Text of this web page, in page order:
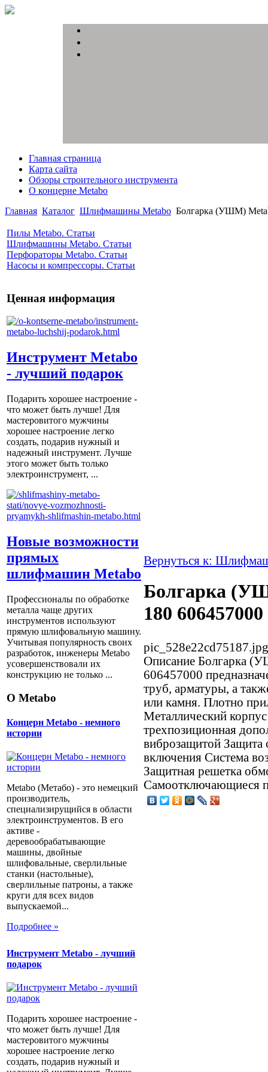
Главная страница
Карта сайта
Обзоры строительного инструмента
О концерне Metabo
Главная Каталог Шлифмашины Metabo Болгарка (УШМ)
Пилы Metabo. Статьи
Шлифмашины Metabo. Статьи
Перфораторы Metabo. Статьи
Насосы и компрессоры. Статьи
Ценная информация
Инструмент Metabo
- лучший подарок
Подарить хорошее настроение -
что может быть лучше! Для
мастеровитого мужчины
хорошее настроение легко
создать, подарив нужный и
надежный инструмент. Лучше
этого может быть только
электроинструмент, ...
Новые возможности
прямых
шлифмашин Metabo
Профессионалы по обработке
металла чаще других
инструментов используют
прямую шлифовальную машину.
Учитывая популярность своих
разработок, инженеры Metabo
усовершенствовали их
конструкцию не только ...
О Metabo
Концерн Metabo - немного
истории
Metabo (Метабо) - это немецкий
производитель,
специализирущийся в области
электроинструментов. В его
активе -
деревообрабатывающие
машины, двойные
шлифовальные, сверлильные
станки (настольные),
сверлильные патроны, а также
круги для всех видов
выпускаемой...
Подробнее »
Инструмент Metabo - лучший
подарок
Подарить хорошее настроение -
что может быть лучше! Для
мастеровитого мужчины
хорошее настроение легко
создать, подарив нужный и
Вернуться к:
Болгарка
180 606457000
pic_528e22cd75187.jpg
Описание Болгарка
606457000
труб, арматуры, а
или камня. Плотно
Металлический
трехпозиционная
виброзащитой Защита
включения Система
Защитная решетка
Самоотключающиеся